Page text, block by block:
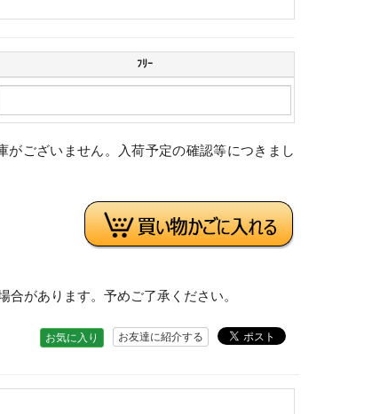
ﾌﾘｰ
ございません。入荷予定の確認等につきまし
があります。予めご了承ください。
お友達に紹介する
お気に入り